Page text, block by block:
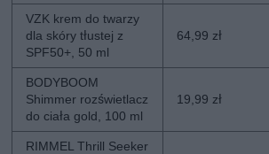
VZK krem do twarzy
dla skóry tłustej z
SPF50+, 50 ml
64,99 zł
BODYBOOM
Shimmer rozświetlacz
do ciała gold, 100 ml
19,99 zł
RIMMEL Thrill Seeker